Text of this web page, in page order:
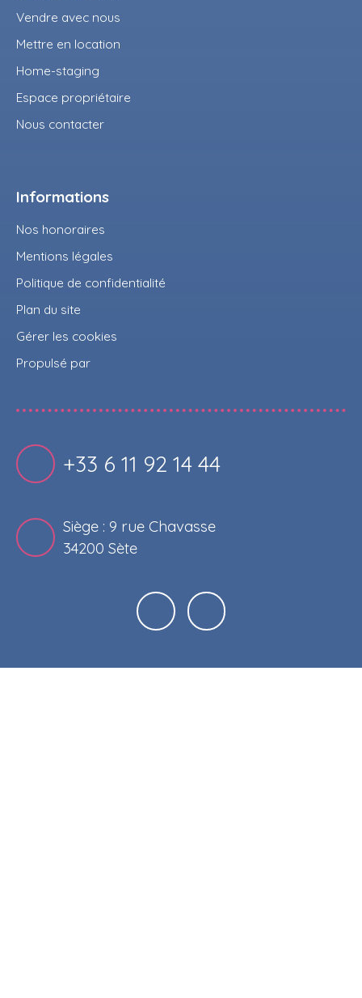
Vendre avec nous
Mettre en location
Home-staging
Espace propriétaire
Nous contacter
Informations
Nos honoraires
Mentions légales
Politique de confidentialité
Plan du site
Gérer les cookies
Propulsé par
+33 6 11 92 14 44
Siège : 9 rue Chavasse
34200 Sète